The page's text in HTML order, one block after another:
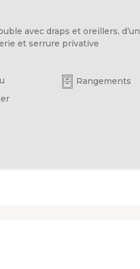
avec draps et oreillers, d’un
et serrure privative
Rangements